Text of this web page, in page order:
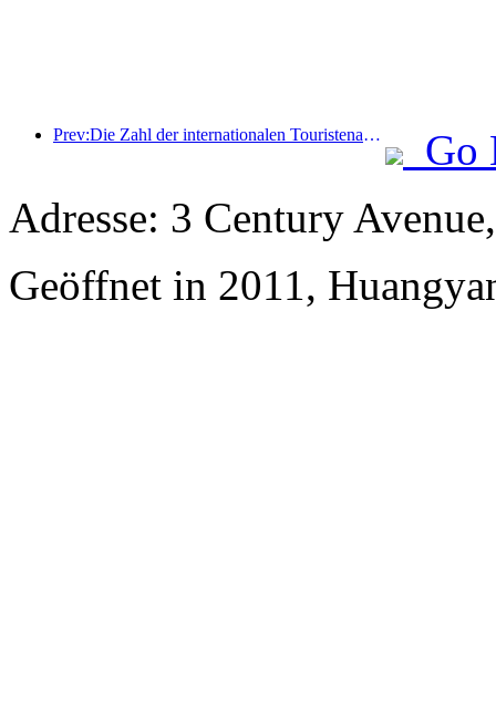
Prev:Die Zahl der internationalen Touristenankünfte stieg im ersten Halbjahr im Vergleich zum Vorjahr um 5 %
Go
Adresse: 3 Century
Geöffnet in 2011,